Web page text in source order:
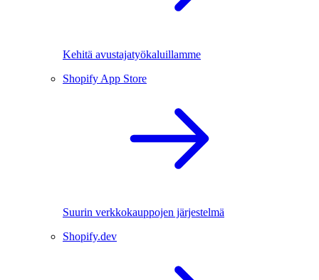
Kehitä avustajatyökaluillamme
Shopify App Store
Suurin verkkokauppojen järjestelmä
Shopify.dev